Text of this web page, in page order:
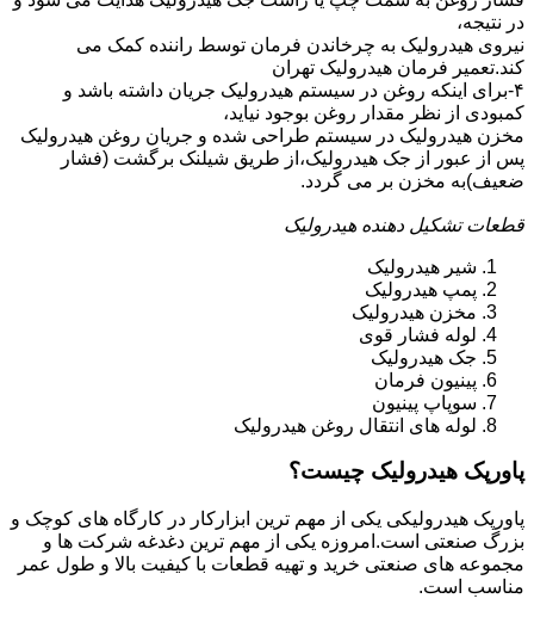
در نتیجه،
نیروی هیدرولیک به چرخاندن فرمان توسط راننده کمک می
کند.تعمیر فرمان هیدرولیک تهران
۴-برای اینکه روغن در سیستم هیدرولیک جریان داشته باشد و
کمبودی از نظر مقدار روغن بوجود نیاید،
مخزن هیدرولیک در سیستم طراحی شده و جریان روغن هیدرولیک
پس از عبور از جک هیدرولیک،از طریق شیلنک برگشت (فشار
ضعیف)به مخزن بر می گردد.
قطعات تشکیل دهنده هیدرولیک
شیر هیدرولیک
پمپ هیدرولیک
مخزن هیدرولیک
لوله فشار قوی
جک هیدرولیک
پینیون فرمان
سوپاپ پینیون
لوله های انتقال روغن هیدرولیک
پاورپک هیدرولیک چیست؟
پاورپک هیدرولیکی یکی از مهم ترین ابزارکار در کارگاه های کوچک و
بزرگ صنعتی است.امروزه یکی از مهم ترین دغدغه شرکت ها و
مجموعه های صنعتی خرید و تهیه قطعات با کیفیت بالا و طول عمر
مناسب است.